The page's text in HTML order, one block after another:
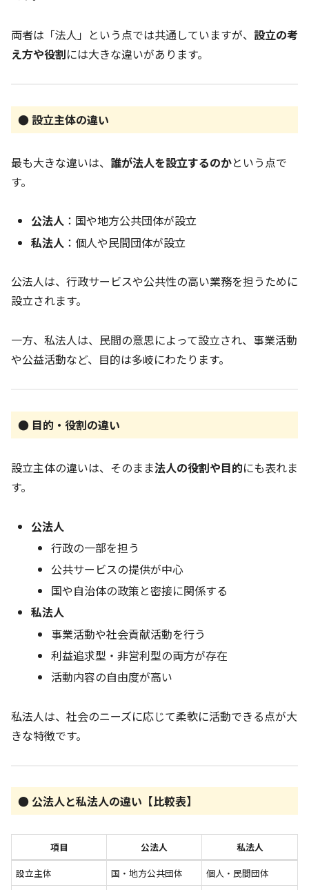
両者は「法人」という点では共通していますが、 設立の考
え方や役割には大きな違いがあります。
● 設立主体の違い
最も大きな違いは、 誰が法人を設立するのかという点で
す。
公法人 ：国や地方公共団体が設立
私法人 ：個人や民間団体が設立
公法人は、行政サービスや公共性の高い業務を担うために
設立されます。
一方、私法人は、民間の意思によって設立され、事業活動
や公益活動など、目的は多岐にわたります。
● 目的・役割の違い
設立主体の違いは、そのまま法人の役割や目的にも表れま
す。
公法人
行政の一部を担う
公共サービスの提供が中心
国や自治体の政策と密接に関係する
私法人
事業活動や社会貢献活動を行う
利益追求型・非営利型の両方が存在
活動内容の自由度が高い
私法人は、社会のニーズに応じて柔軟に活動できる点が大
きな特徴です。
● 公法人と私法人の違い【比較表】
項目 公法人
私法人
設立主体
国・地方公共団体 個人・民間団体